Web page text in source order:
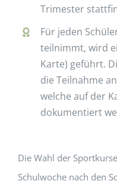
Trimester
Für jeden
teilnimmt, wird
Karte) geführt.
die Teilnahme
welche auf der
dokumentiert
Die Wahl der
Schulwoche nach den